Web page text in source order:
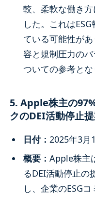
較、柔軟な働き
した。これは
ている可能性が
容と規制圧力の
ついての参考とな
5. Apple株主の
クのDEI活動停止
日付： 2025年3月
概要： Apple株主
るDEI活動停止の
し、企業のESG